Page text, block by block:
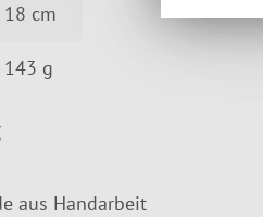
18 cm
143 g
aus Handarbeit